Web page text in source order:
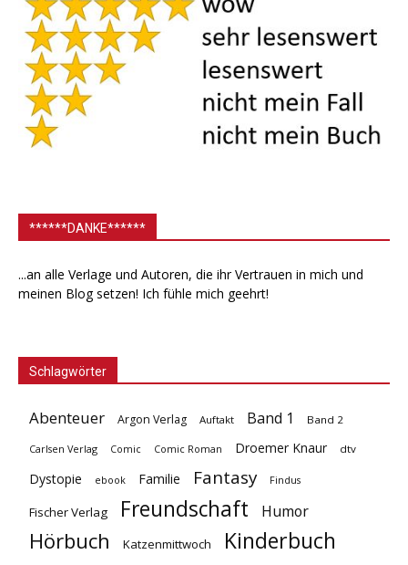
******DANKE******
...an alle Verlage und Autoren, die ihr Vertrauen in mich und
meinen Blog setzen! Ich fühle mich geehrt!
Schlagwörter
Abenteuer Argon Verlag Auftakt Band 1 Band 2
Carlsen Verlag Comic Comic Roman Droemer Knaur dtv
Dystopie ebook Familie Fantasy Findus
Fischer Verlag Freundschaft Humor
Hörbuch Katzenmittwoch Kinderbuch